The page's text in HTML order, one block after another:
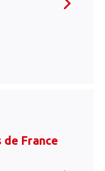
de France